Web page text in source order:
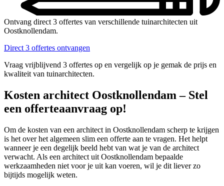
Ontvang direct 3 offertes van verschillende tuinarchitecten uit
Oostknollendam.
Direct 3 offertes ontvangen
Vraag vrijblijvend 3 offertes op en vergelijk op je gemak de prijs en
kwaliteit van tuinarchitecten.
Kosten architect Oostknollendam – Stel
een offerteaanvraag op!
Om de kosten van een architect in Oostknollendam scherp te krijgen
is het over het algemeen slim een offerte aan te vragen. Het helpt
wanneer je een degelijk beeld hebt van wat je van de architect
verwacht. Als een architect uit Oostknollendam bepaalde
werkzaamheden niet voor je uit kan voeren, wil je dit liever zo
bijtijds mogelijk weten.